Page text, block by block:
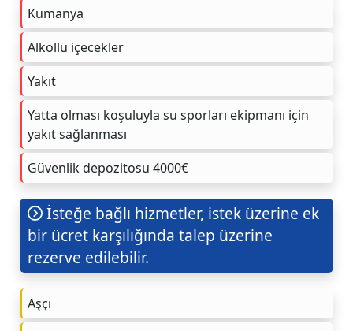
Kumanya
Alkollü içecekler
Yakıt
Yatta olması koşuluyla su sporları ekipmanı için
yakıt sağlanması
Güvenlik depozitosu 4000€
İsteğe bağlı hizmetler, istek üzerine ek
bir ücret karşılığında talep üzerine
rezerve edilebilir.
Aşçı